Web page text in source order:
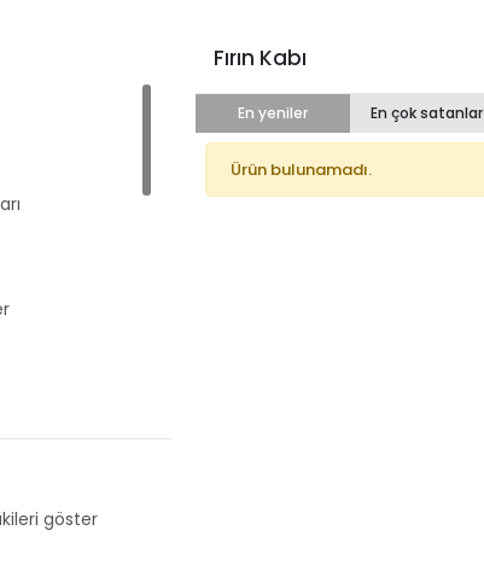
göster
Fırın Kabı
En yeniler En çok satanlar
Ürün bulunamadı.